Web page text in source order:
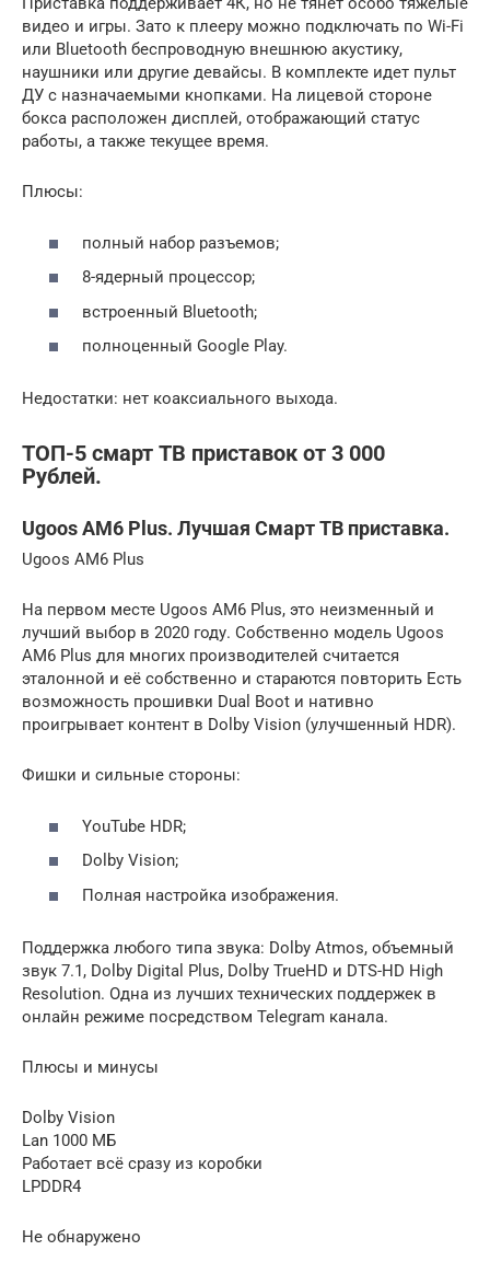
видео и игры. Зато к плееру можно подключать по Wi-Fi
или Bluetooth беспроводную внешнюю акустику,
наушники или другие девайсы. В комплекте идет пульт
ДУ с назначаемыми кнопками. На лицевой стороне
бокса расположен дисплей, отображающий статус
работы, а также текущее время.
Плюсы:
полный набор разъемов;
8-ядерный процессор;
встроенный Bluetooth;
полноценный Google Play.
Недостатки: нет коаксиального выхода.
ТОП-5 смарт ТВ приставок от 3 000
Рублей.
Ugoos AM6 Plus. Лучшая Смарт ТВ приставка.
Ugoos AM6 Plus
На первом месте Ugoos AM6 Plus, это неизменный и
лучший выбор в 2020 году. Собственно модель Ugoos
AM6 Plus для многих производителей считается
эталонной и её собственно и стараются повторить Есть
возможность прошивки Dual Boot и нативно
проигрывает контент в Dolby Vision (улучшенный HDR).
Фишки и сильные стороны:
YouTube HDR;
Dolby Vision;
Полная настройка изображения.
Поддержка любого типа звука: Dolby Atmos, объемный
звук 7.1, Dolby Digital Plus, Dolby TrueHD и DTS-HD High
Resolution. Одна из лучших технических поддержек в
онлайн режиме посредством Telegram канала.
Плюсы и минусы
Dolby Vision
Lan 1000 МБ
Работает всё сразу из коробки
LPDDR4
Не обнаружено